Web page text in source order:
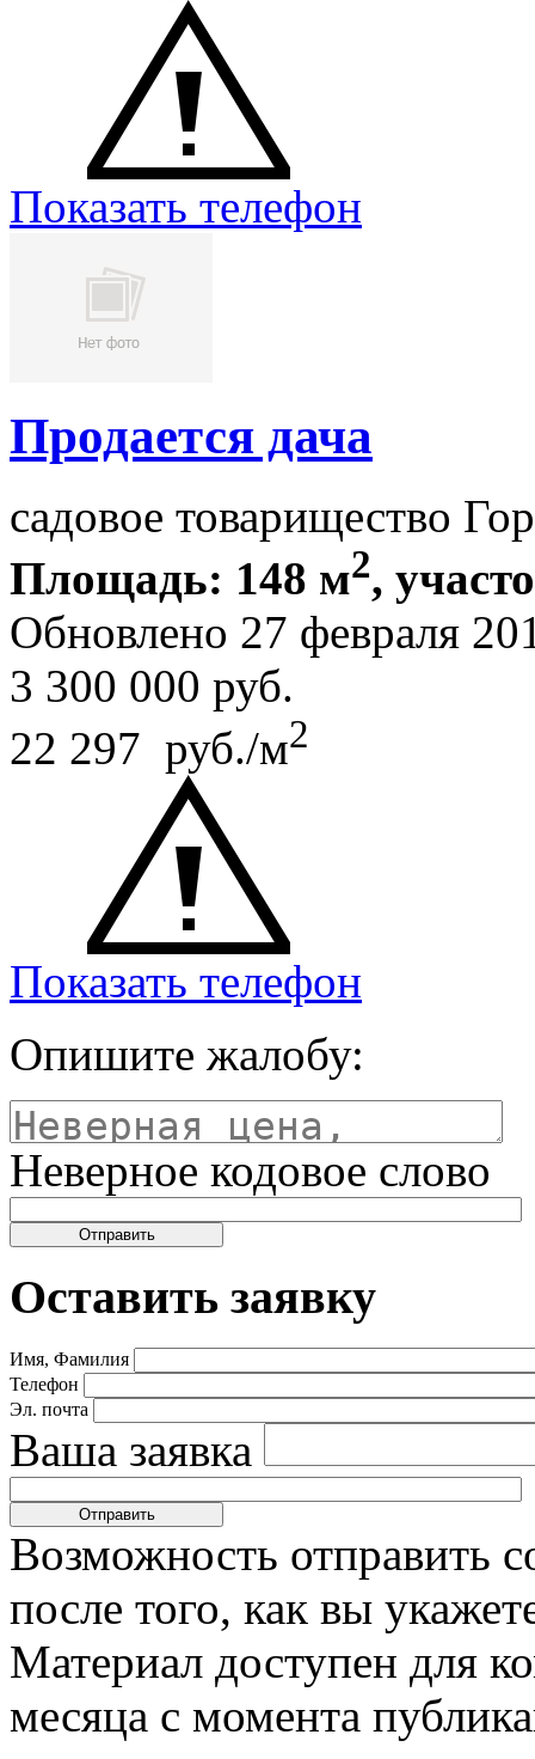
Показать телефон
Продается дача
садовое товарищество
Площадь: 148 м2,
Обновлено 27 февраля
3 300 000 руб.
22 297 руб./м2
Показать телефон
Опишите жалобу:
Неверное кодовое слово
Оставить заявку
Имя, Фамилия
Телефон
Эл. почта
Ваша заявка
Возможность отправить
после того, как вы
Материал доступен для
месяца с момента